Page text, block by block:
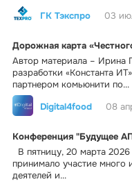
ГК Тэкспро
03
Дорожная карта
Автор материала – Ирина
разработки «Константа
партнером комьюнити по...
Digital4food
08
Конференция "Будущее
В пятницу, 20 марта
принимало участие много
деятелей и...